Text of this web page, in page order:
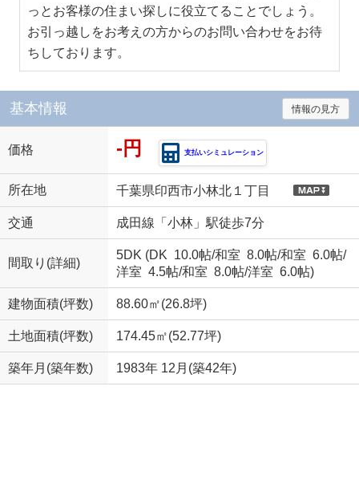
っとお客様の住まい探しに役立てることでしょう。
お引っ越しをお考えの方からのお問い合わせをお待
ちしております。
基本情報 情報の見方
価格 -円 支払いシミュレーション
所在地 千葉県印西市小林北１丁目
交通 成田線「小林」駅徒歩7分
間取り(詳細)
5DK (DK 10.0帖/和室 8.0帖/和室 6.0帖/
洋室 4.5帖/和室 8.0帖/洋室 6.0帖)
建物面積(坪数) 88.60㎡(26.8坪)
土地面積(坪数) 174.45㎡(52.77坪)
築年月(築年数) 1983年 12月(築42年)